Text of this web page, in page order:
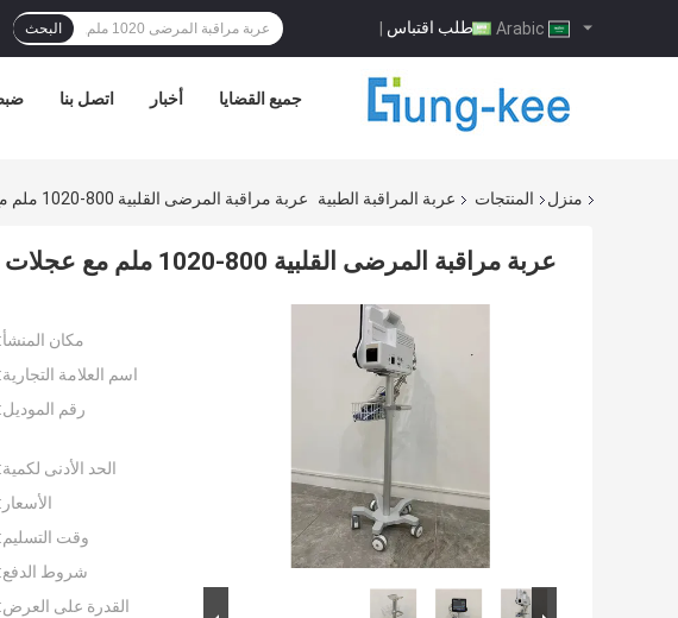
طلب اقتباس | البحث
اتصل بنا أخبار جميع القضايا
منزل المنتجات عربة المراقبة الطبية عربة مراقبة المرضى القلبية 800-1020 ملم مع عجلات صامتة 3 بوصة
عربة مراقبة المرضى القلبية 800-1020 ملم مع عجلات صامتة 3 بوصة
مكان المنشأ:
اسم العلامة التجارية:
رقم الموديل:
الحد الأدنى لكمية:
الأسعار:
وقت التسليم:
شروط الدفع:
القدرة على العرض: